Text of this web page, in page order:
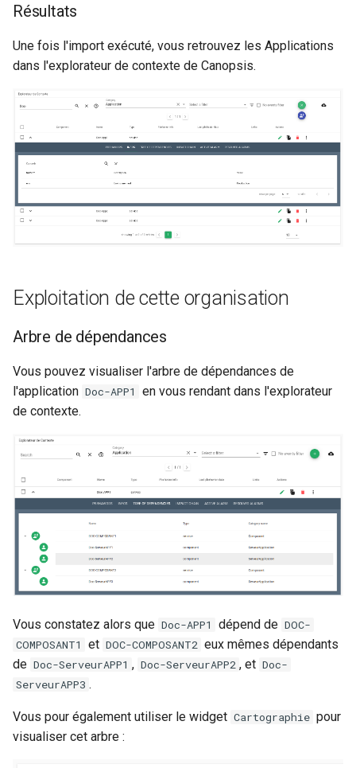
3.31.0
Notes de version Canopsis
3.30.0
Notes de version Canopsis
3.29.0
Notes de version Canopsis
3.28.0
3.26.0
Notes de version Canopsis
3.25.0
Notes de version Canopsis
3.24.0
Notes de version Canopsis
3.23.0
Notes de version Canopsis
3.22.0
3.21.0
Notes de version Canopsis
3.20.0
Notes de version Canopsis
Résultats
Une fois l'import exécuté, vous retrouvez les Applications
dans l'explorateur de contexte de Canopsis.
Exploitation de cette organisation
Arbre de dépendances
Vous pouvez visualiser l'arbre de dépendances de
l'application Doc-APP1
en vous rendant dans l'explorateur
de contexte.
Vous constatez alors que Doc-APP1 dépend de DOC-
COMPOSANT1
et DOC-COMPOSANT2 eux mêmes dépendants
de Doc-ServeurAPP1 , Doc-ServeurAPP2 , et Doc-
ServeurAPP3 .
Vous pour également utiliser le widget Cartographie pour
visualiser cet arbre :